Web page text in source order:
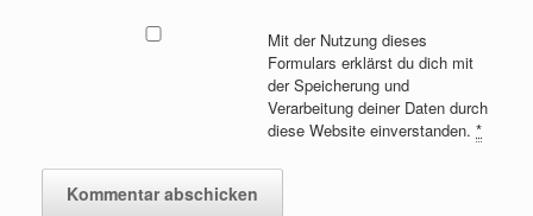
Mit der Nutzung dieses
Formulars erklärst du dich mit
der Speicherung und
Verarbeitung deiner Daten durch
diese Website einverstanden. *